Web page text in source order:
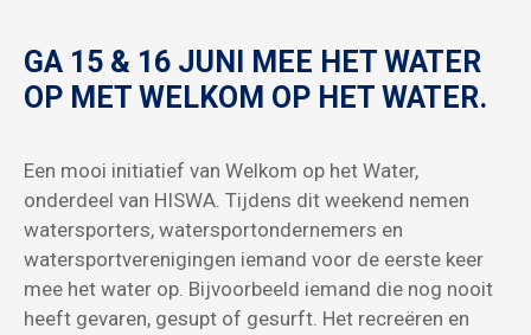
GA 15 & 16 JUNI MEE HET WATER
OP MET WELKOM OP HET WATER.
Een mooi initiatief van Welkom op het Water,
onderdeel van HISWA. Tijdens dit weekend nemen
watersporters, watersportondernemers en
watersportverenigingen iemand voor de eerste keer
mee het water op. Bijvoorbeeld iemand die nog nooit
heeft gevaren, gesupt of gesurft. Het recreëren en